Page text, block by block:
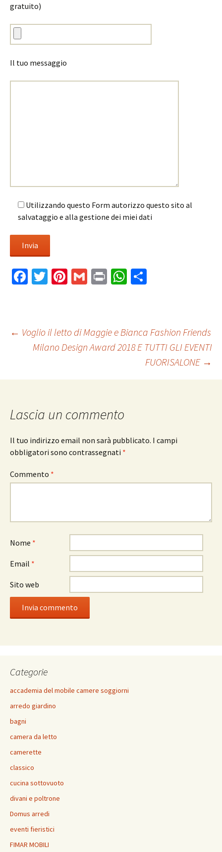
gratuito)
Il tuo messaggio
Utilizzando questo Form autorizzo questo sito al
salvataggio e alla gestione dei miei dati
Fa
o
k
T
er
Pi
es
t
G
l
Pr W
sA
p
p
di
vi
di
Navigazione
← Voglio il letto di Maggie e Bianca Fashion Friends
Milano Design Award 2018 E TUTTI GLI EVENTI
FUORISALONE →
Lascia un commento
Il tuo indirizzo email non sarà pubblicato. I campi
obbligatori sono contrassegnati *
Commento *
Nome *
Email *
Sito web
Categorie
accademia del mobile camere soggiorni
arredo giardino
bagni
camera da letto
camerette
classico
cucina sottovuoto
divani e poltrone
Domus arredi
eventi fieristici
FIMAR MOBILI